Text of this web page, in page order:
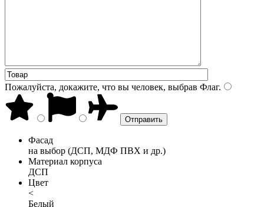
Пожалуйста, докажите, что вы человек, выбрав Флаг.
Фасад
на выбор (ДСП, МДФ ПВХ и др.)
Материал корпуса
ДСП
Цвет
<
Белый